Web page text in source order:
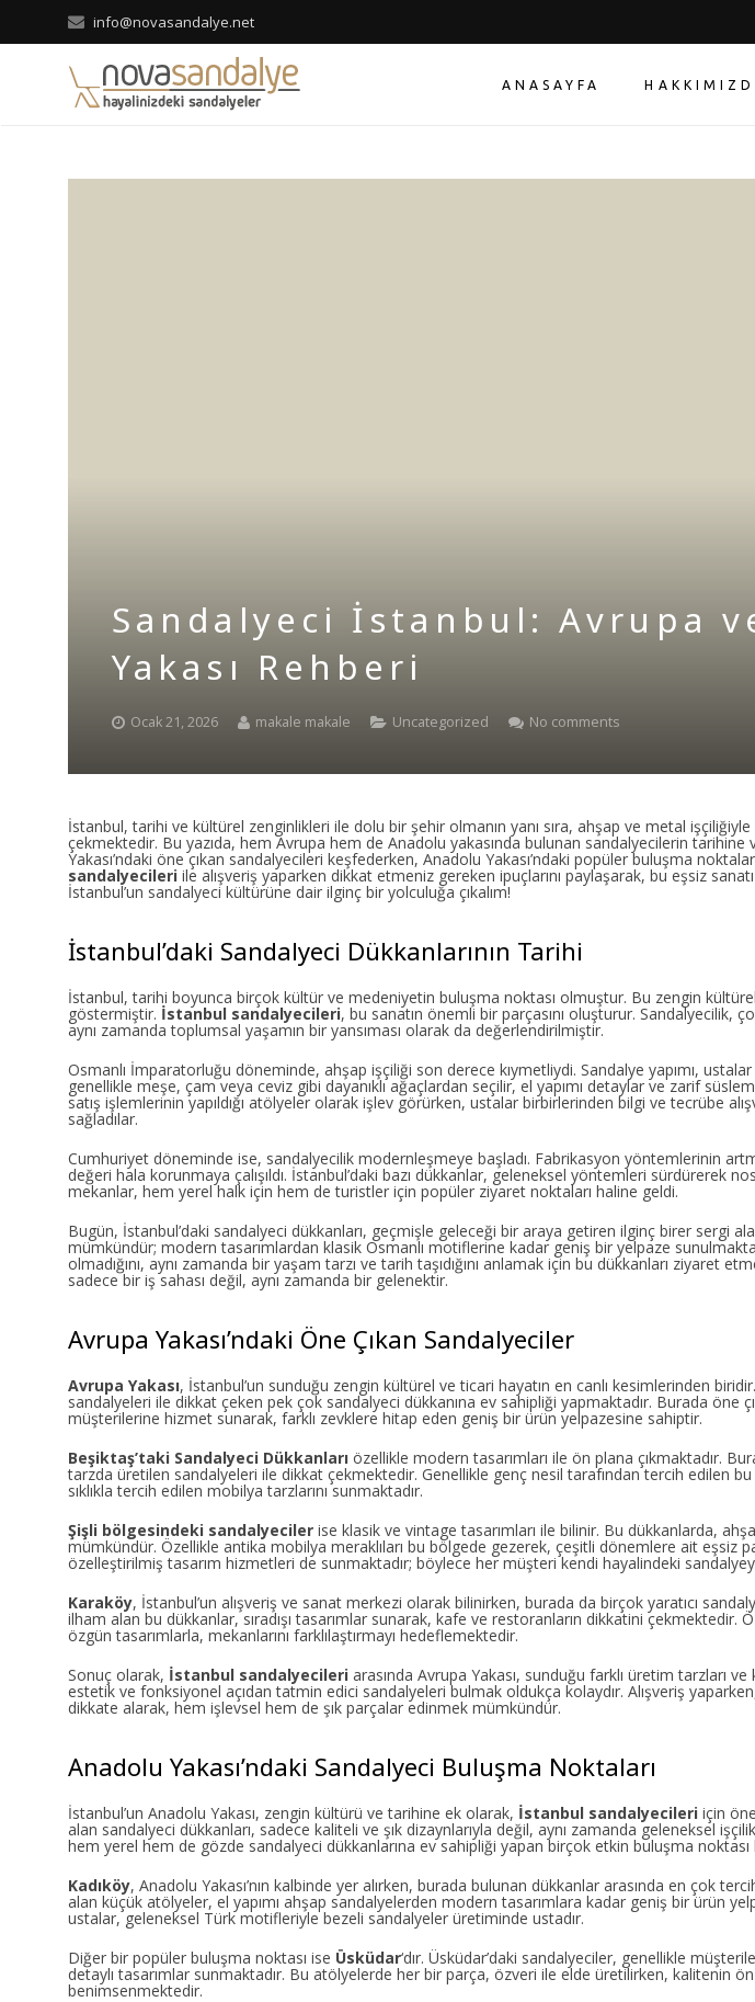
info@novasandalye.net
ANASAYFA
Sandalyeci İstanbul: Avrupa
Yakası Rehberi
Ocak 21, 2026 makale makale Uncategorized No comments
İstanbul, tarihi ve kültürel zenginlikleri ile dolu bir şehir olmanın yanı sıra, ahşap ve metal
çekmektedir. Bu yazıda, hem Avrupa hem de Anadolu yakasında bulunan sandalyecilerin tarihine
Yakası’ndaki öne çıkan sandalyecileri keşfederken, Anadolu Yakası’ndaki popüler buluşma
sandalyecileri ile alışveriş yaparken dikkat etmeniz gereken ipuçlarını paylaşarak, bu eşsiz
İstanbul’un sandalyeci kültürüne dair ilginç bir yolculuğa çıkalım!
İstanbul’daki Sandalyeci Dükkanlarının Tarihi
İstanbul, tarihi boyunca birçok kültür ve medeniyetin buluşma noktası olmuştur. Bu zengin
göstermiştir. İstanbul sandalyecileri, bu sanatın önemli bir parçasını oluşturur. Sandalyecilik,
aynı zamanda toplumsal yaşamın bir yansıması olarak da değerlendirilmiştir.
Osmanlı İmparatorluğu döneminde, ahşap işçiliği son derece kıymetliydi. Sandalye yapımı,
genellikle meşe, çam veya ceviz gibi dayanıklı ağaçlardan seçilir, el yapımı detaylar ve zarif
satış işlemlerinin yapıldığı atölyeler olarak işlev görürken, ustalar birbirlerinden bilgi ve tecrübe
sağladılar.
Cumhuriyet döneminde ise, sandalyecilik modernleşmeye başladı. Fabrikasyon yöntemlerinin
değeri hala korunmaya çalışıldı. İstanbul’daki bazı dükkanlar, geleneksel yöntemleri sürdürerek
mekanlar, hem yerel halk için hem de turistler için popüler ziyaret noktaları haline geldi.
Bugün, İstanbul’daki sandalyeci dükkanları, geçmişle geleceği bir araya getiren ilginç birer sergi
mümkündür; modern tasarımlardan klasik Osmanlı motiflerine kadar geniş bir yelpaze
olmadığını, aynı zamanda bir yaşam tarzı ve tarih taşıdığını anlamak için bu dükkanları ziyaret
sadece bir iş sahası değil, aynı zamanda bir gelenektir.
Avrupa Yakası’ndaki Öne Çıkan Sandalyeciler
Avrupa Yakası, İstanbul’un sunduğu zengin kültürel ve ticari hayatın en canlı kesimlerinden
sandalyeleri ile dikkat çeken pek çok sandalyeci dükkanına ev sahipliği yapmaktadır. Burada öne
müşterilerine hizmet sunarak, farklı zevklere hitap eden geniş bir ürün yelpazesine sahiptir.
Beşiktaş’taki Sandalyeci Dükkanları özellikle modern tasarımları ile ön plana çıkmaktadır.
tarzda üretilen sandalyeleri ile dikkat çekmektedir. Genellikle genç nesil tarafından tercih edilen
sıklıkla tercih edilen mobilya tarzlarını sunmaktadır.
Şişli bölgesindeki sandalyeciler ise klasik ve vintage tasarımları ile bilinir. Bu dükkanlarda,
mümkündür. Özellikle antika mobilya meraklıları bu bölgede gezerek, çeşitli dönemlere ait eşsiz
özelleştirilmiş tasarım hizmetleri de sunmaktadır; böylece her müşteri kendi hayalindeki
Karaköy, İstanbul’un alışveriş ve sanat merkezi olarak bilinirken, burada da birçok yaratıcı
ilham alan bu dükkanlar, sıradışı tasarımlar sunarak, kafe ve restoranların dikkatini çekmektedir.
özgün tasarımlarla, mekanlarını farklılaştırmayı hedeflemektedir.
Sonuç olarak, İstanbul sandalyecileri arasında Avrupa Yakası, sunduğu farklı üretim tarzları
estetik ve fonksiyonel açıdan tatmin edici sandalyeleri bulmak oldukça kolaydır. Alışveriş
dikkate alarak, hem işlevsel hem de şık parçalar edinmek mümkündür.
Anadolu Yakası’ndaki Sandalyeci Buluşma Noktaları
İstanbul’un Anadolu Yakası, zengin kültürü ve tarihine ek olarak, İstanbul sandalyecileri için
alan sandalyeci dükkanları, sadece kaliteli ve şık dizaynlarıyla değil, aynı zamanda geleneksel
hem yerel hem de gözde sandalyeci dükkanlarına ev sahipliği yapan birçok etkin buluşma noktası
Kadıköy, Anadolu Yakası’nın kalbinde yer alırken, burada bulunan dükkanlar arasında en çok
alan küçük atölyeler, el yapımı ahşap sandalyelerden modern tasarımlara kadar geniş bir ürün
ustalar, geleneksel Türk motifleriyle bezeli sandalyeler üretiminde ustadır.
Diğer bir popüler buluşma noktası ise Üsküdar‘dır. Üsküdar’daki sandalyeciler, genellikle
detaylı tasarımlar sunmaktadır. Bu atölyelerde her bir parça, özveri ile elde üretilirken, kalitenin
benimsenmektedir.